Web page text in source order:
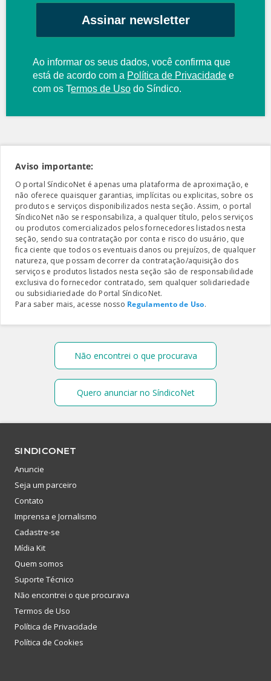
Assinar newsletter
Ao informar os seus dados, você confirma que
está de acordo com a Política de Privacidade e
com os Termos de Uso do Síndico.
Aviso importante:
O portal SíndicoNet é apenas uma plataforma de aproximação, e
não oferece quaisquer garantias, implícitas ou explicitas, sobre os
produtos e serviços disponibilizados nesta seção. Assim, o portal
SíndicoNet não se responsabiliza, a qualquer título, pelos serviços
ou produtos comercializados pelos fornecedores listados nesta
seção, sendo sua contratação por conta e risco do usuário, que
fica ciente que todos os eventuais danos ou prejuízos, de qualquer
natureza, que possam decorrer da contratação/aquisição dos
serviços e produtos listados nesta seção são de responsabilidade
exclusiva do fornecedor contratado, sem qualquer solidariedade
ou subsidiariedade do Portal SíndicoNet.
Para saber mais, acesse nosso Regulamento de Uso.
Não encontrei o que procurava
Quero anunciar no SíndicoNet
SINDICONET
Anuncie
Seja um parceiro
Contato
Imprensa e Jornalismo
Cadastre-se
Mídia Kit
Quem somos
Suporte Técnico
Não encontrei o que procurava
Termos de Uso
Política de Privacidade
Política de Cookies